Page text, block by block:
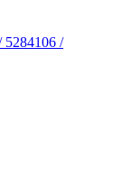
5284106 /